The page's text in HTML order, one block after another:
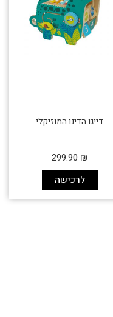
דייגו הדינו המוזיקלי
לרכישה
299.90 ₪